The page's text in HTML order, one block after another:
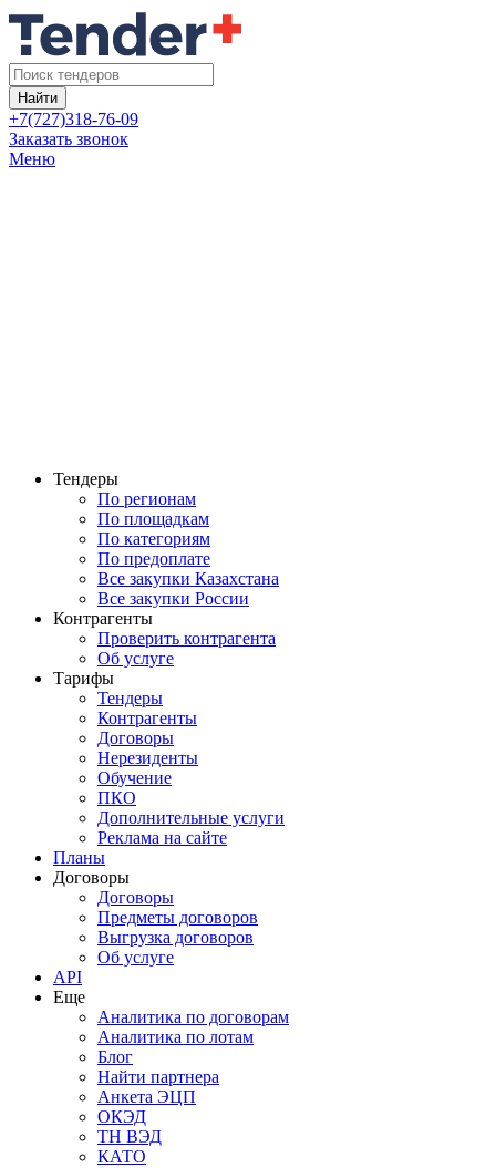
Найти
+7(727)318-76-09
Заказать звонок
Меню
Тендеры
По регионам
По площадкам
По категориям
По предоплате
Все закупки Казахстана
Все закупки России
Контрагенты
Проверить контрагента
Об услуге
Тарифы
Тендеры
Контрагенты
Договоры
Нерезиденты
Обучение
ПКО
Дополнительные услуги
Реклама на сайте
Планы
Договоры
Договоры
Предметы договоров
Выгрузка договоров
Об услуге
API
Еще
Аналитика по договорам
Аналитика по лотам
Блог
Найти партнера
Анкета ЭЦП
ОКЭД
ТН ВЭД
КАТО